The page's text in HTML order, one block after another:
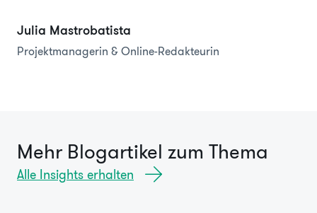
Julia Mastrobatista
Projektmanagerin & Online-Redakteurin
Mehr Blogartikel zum Thema
Alle Insights erhalten